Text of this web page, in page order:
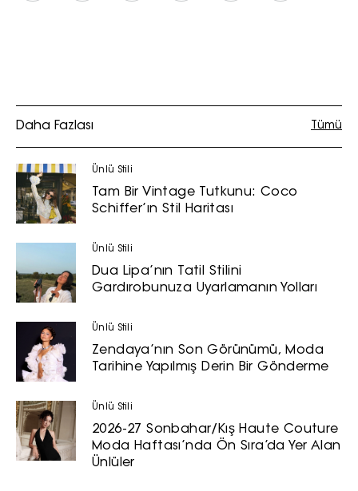
Daha Fazlası Tümü
Ünlü Stili
Tam Bir Vintage Tutkunu: Coco
Schiffer’ın Stil Haritası
Ünlü Stili
Dua Lipa’nın Tatil Stilini
Gardırobunuza Uyarlamanın Yolları
Ünlü Stili
Zendaya’nın Son Görünümü, Moda
Tarihine Yapılmış Derin Bir Gönderme
Ünlü Stili
2026-27 Sonbahar/Kış Haute Couture
Moda Haftası’nda Ön Sıra’da Yer Alan
Ünlüler